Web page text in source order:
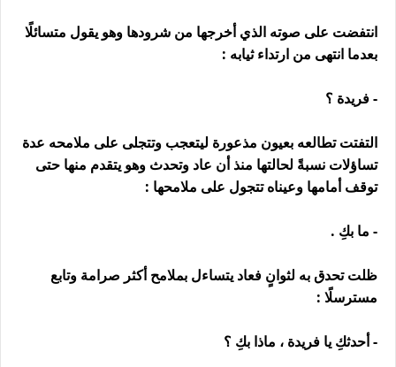
انتفضت على صوته الذي أخرجها من شرودها وهو يقول متسائلًا
بعدما انتهى من ارتداء ثيابه :
- فريدة ؟
التفتت تطالعه بعيون مذعورة ليتعجب وتتجلى على ملامحه عدة
تساؤلات نسبةً لحالتها منذ أن عاد وتحدث وهو يتقدم منها حتى
توقف أمامها وعيناه تتجول على ملامحها :
- ما بكِ .
ظلت تحدق به لثوانٍ فعاد يتساءل بملامح أكثر صرامة وتابع
مسترسلًا :
- أحدثكِ يا فريدة ، ماذا بكِ ؟